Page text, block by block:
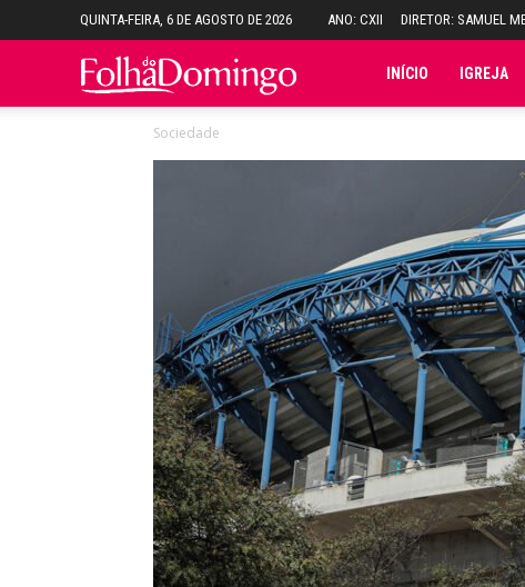
QUINTA-FEIRA, 6 DE AGOSTO DE 2026 ANO: CXII DIRETOR: SAMUEL
Folha INÍCIO IGREJA
Sociedade